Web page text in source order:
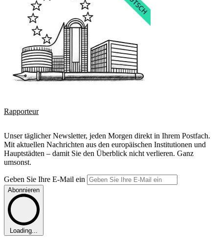
Rapporteur
Unser täglicher Newsletter, jeden Morgen direkt in Ihrem Postfach.
Mit aktuellen Nachrichten aus den europäischen Institutionen und
Hauptstädten – damit Sie den Überblick nicht verlieren. Ganz
umsonst.
Geben Sie Ihre E-Mail ein
Abonnieren
Loading...